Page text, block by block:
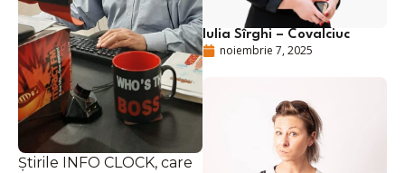
Știrile INFO CLOCK, care
Iulia Sîrghi – Covalciuc
noiembrie 7, 2025